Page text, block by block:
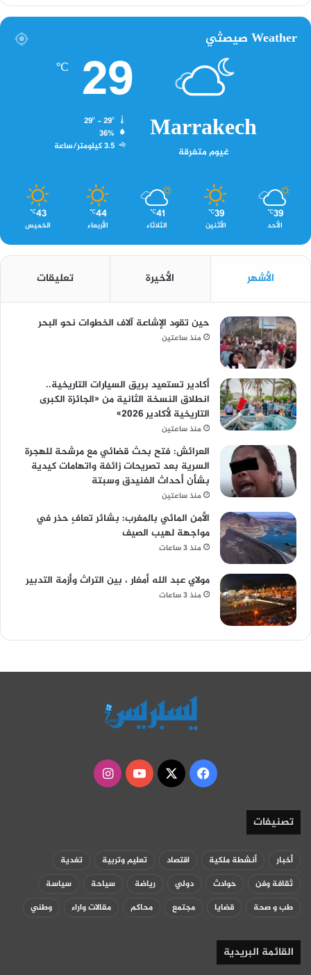
Weather صيصثي
Marrakech
غيوم متفرقة
29
℃
36%
3.5 كيلومتر/ساعة
39
℃
الأحد
39
℃
الأثنين
41
℃
الثلاثاء
44
℃
الأربعاء
43
℃
الخميس
الأشهر الأخيرة تعليقات
حين تقود الإشاعة آلاف الخطوات نحو البحر
منذ ساعتين
أكادير تستعيد بريق السيارات التاريخية..
انطلاق النسخة الثانية من «الجائزة الكبرى
التاريخية لأكادير 2026»
منذ ساعتين
العرائش: فتح بحث قضائي مع مرشحة للهجرة
السرية بعد تصريحات زائفة واتهامات كيدية
بشأن أحداث الفنيدق وسبتة
منذ ساعتين
الأمن المائي بالمغرب: بشائر تعافٍ حذر في
مواجهة لهيب الصيف
منذ 3 ساعات
مولاي عبد الله أمغار ، بين التراث وأزمة التدبير
منذ 3 ساعات
فيسبوك
‫X
‫YouTubeانستقرام
تصنيفات
أخبار أنشطة ملكية اقتصاد تعليم وتربية
تغدية
ثقافة وفن
حوادث دولي رياضة سياحة
سياسة
طب و صحة
قضايا مجتمع محاكم مقالات واراء وطني
القائمة البريدية